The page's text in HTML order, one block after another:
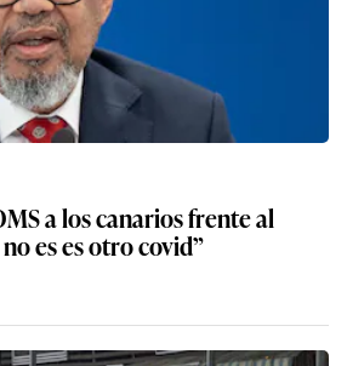
a los canarios frente al
es es otro covid”